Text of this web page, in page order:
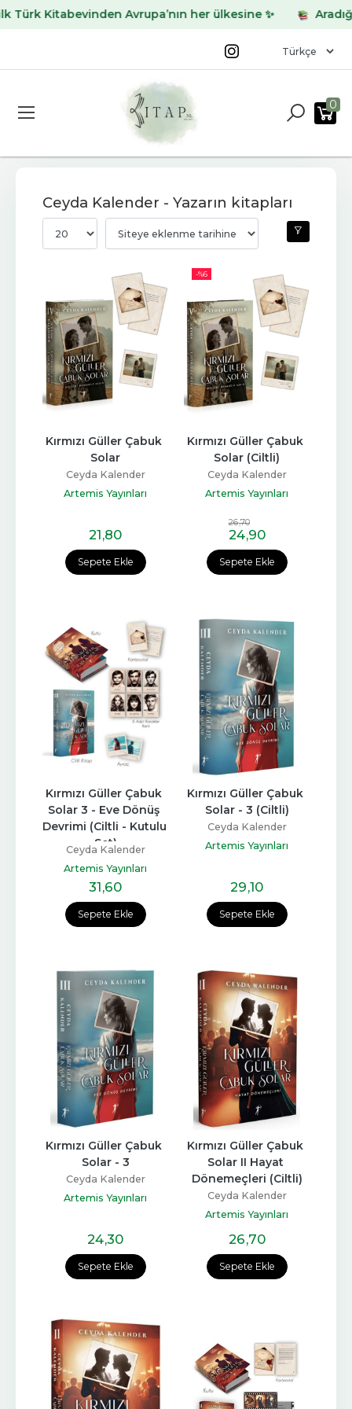
Kitabevinden Avrupa’nın her ülkesine ✨
0
Ceyda Kalender - Yazarın kitapları
Sepete Ekle
Kırmızı Güller Çabuk
Solar
Ceyda Kalender
Artemis Yayınları
21,80
-%6
Sepete Ekle
Kırmızı Güller Çabuk
Solar (Ciltli)
Ceyda Kalender
Artemis Yayınları
26,70
24,90
Sepete Ekle
Kırmızı Güller Çabuk
Solar 3 - Eve Dönüş
Devrimi (Ciltli - Kutulu
Set)
Ceyda Kalender
Artemis Yayınları
31,60
Sepete Ekle
Kırmızı Güller Çabuk
Solar - 3 (Ciltli)
Ceyda Kalender
Artemis Yayınları
29,10
Sepete Ekle
Kırmızı Güller Çabuk
Solar - 3
Ceyda Kalender
Artemis Yayınları
24,30
Sepete Ekle
Kırmızı Güller Çabuk
Solar II Hayat
Dönemeçleri (Ciltli)
Ceyda Kalender
Artemis Yayınları
26,70